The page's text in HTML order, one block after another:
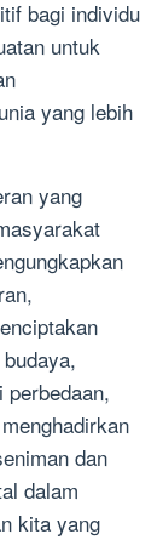
bagi individu
untuk
yang lebih
yang
dan
dalam
kita yang